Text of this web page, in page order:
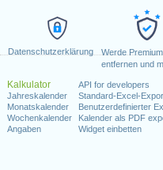
Datenschutzerklärung
Werde
entfernen und
Kalkulator
Jahreskalender
Monatskalender
Wochenkalender
Angaben
API for developers
Standard-Excel-
Benutzerdefinierter
Kalender als PDF
Widget einbetten